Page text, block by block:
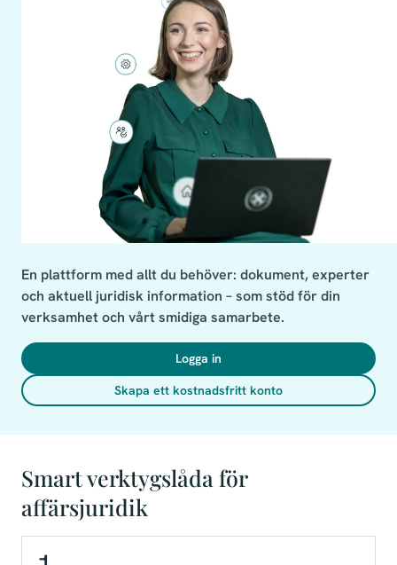
En plattform med allt du behöver: dokument, experter
och aktuell juridisk information – som stöd för din
verksamhet och vårt smidiga samarbete.
Logga in
Skapa ett kostnadsfritt konto
Smart verktygslåda för
affärsjuridik